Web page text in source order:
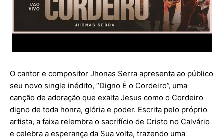
O cantor e compositor Jhonas Serra apresenta ao público
seu novo single inédito, “Digno É o Cordeiro”, uma
canção de adoração que exalta Jesus como o Cordeiro
digno de toda honra, glória e poder. Escrita pelo próprio
artista, a faixa relembra o sacrifício de Cristo no Calvário
e celebra a esperança da Sua volta, trazendo uma